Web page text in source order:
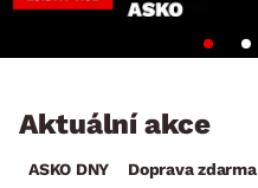
Aktuální akce
ASKO DNY Doprava zdarma